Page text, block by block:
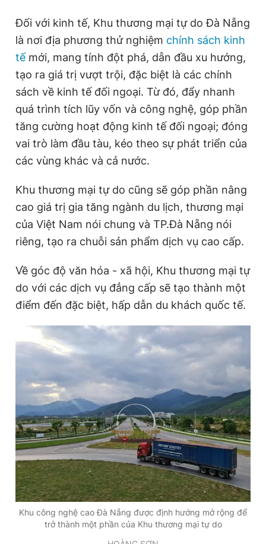
Đối với kinh tế, Khu thương mại tự do Đà Nẵng
là nơi địa phương thử nghiệm chính sách kinh
tếmới, mang tính đột phá, dẫn đầu xu hướng,
tạo ra giá trị vượt trội, đặc biệt là các chính
sách về kinh tế đối ngoại. Từ đó, đẩy nhanh
quá trình tích lũy vốn và công nghệ, góp phần
tăng cường hoạt động kinh tế đối ngoại; đóng
vai trò làm đầu tàu, kéo theo sự phát triển của
các vùng khác và cả nước.
Khu thương mại tự do cũng sẽ góp phần nâng
cao giá trị gia tăng ngành du lịch, thương mại
của Việt Nam nói chung và TP.Đà Nẵng nói
riêng, tạo ra chuỗi sản phẩm dịch vụ cao cấp.
Về góc độ văn hóa - xã hội, Khu thương mại tự
do với các dịch vụ đẳng cấp sẽ tạo thành một
điểm đến đặc biệt, hấp dẫn du khách quốc tế.
Khu công nghệ cao Đà Nẵng được định hướng mở rộng để
trở thành một phần của Khu thương mại tự do